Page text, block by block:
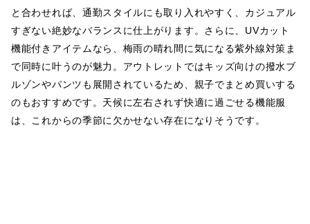
と合わせれば、通勤スタイルにも取り入れやすく、カジュアル
すぎない絶妙なバランスに仕上がります。さらに、UVカット
機能付きアイテムなら、梅雨の晴れ間に気になる紫外線対策ま
で同時に叶うのが魅力。アウトレットではキッズ向けの撥水ブ
ルゾンやパンツも展開されているため、親子でまとめ買いする
のもおすすめです。天候に左右されず快適に過ごせる機能服
は、これからの季節に欠かせない存在になりそうです。